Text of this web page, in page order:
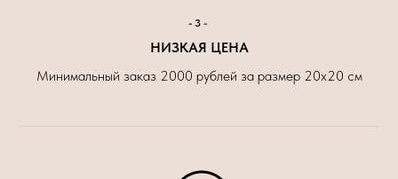
-3-
НИЗКАЯ ЦЕНА
Минимальный заказ 2000 рублей за размер 20х20 см